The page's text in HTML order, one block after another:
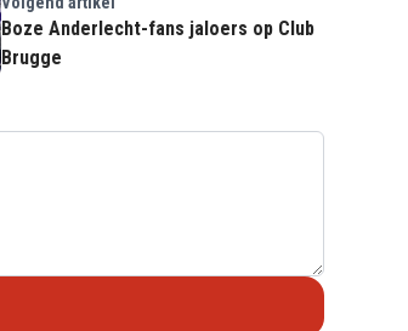
Boze Anderlecht-fans jaloers op Club
Brugge